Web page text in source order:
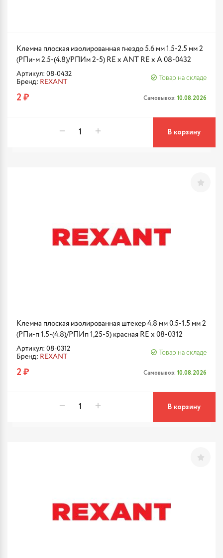
Клемма плоская изолированная гнездо 5.6 мм 1.5-2.5 мм 2
(РПи-м 2.5-(4.8)/РПИм 2-5) RE x ANT RE x A 08-0432
Артикул: 08-0432
Бренд: REXANT
Товар на складе
2 ₽ Самовывоз: 10.08.2026
В корзину
Клемма плоская изолированная штекер 4.8 мм 0.5-1.5 мм 2
(РПи-п 1.5-(4.8)/РПИп 1,25-5) красная RE x 08-0312
Артикул: 08-0312
Бренд: REXANT
Товар на складе
2 ₽ Самовывоз: 10.08.2026
В корзину